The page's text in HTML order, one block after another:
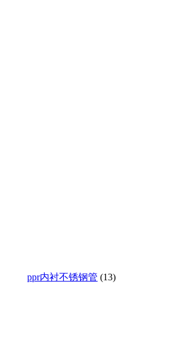
ppr内衬不锈钢管 (13)